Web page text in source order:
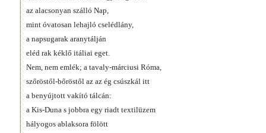
az alacsonyan szálló Nap,
mint óvatosan lehajló cselédlány,
a napsugarak aranytálján
eléd rak kéklő itáliai eget.
Nem, nem emlék; a tavaly-márciusi Róma,
szőröstől-bőröstől az az ég csúszkál itt
a benyújtott vakító tálcán:
a Kis-Duna s jobbra egy riadt textilüzem
hályogos ablaksora fölött